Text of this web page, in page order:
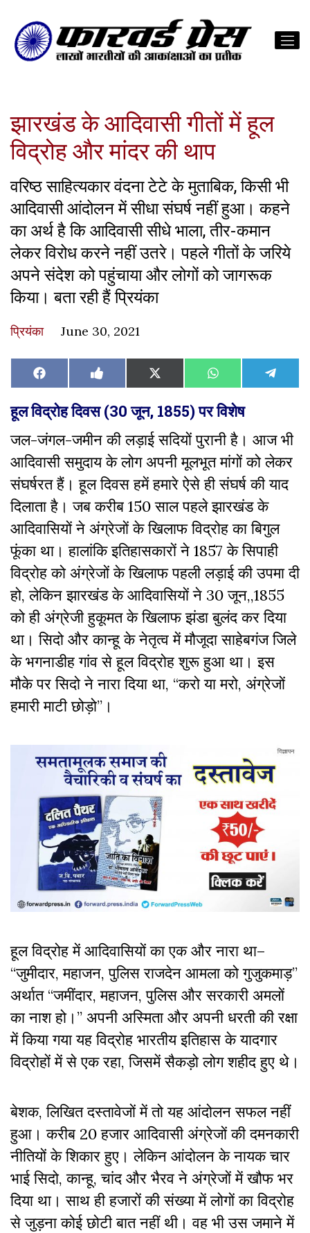
झारखंड के आदिवासी गीतों में हूल
विद्रोह और मांदर की थाप
वरिष्ठ साहित्यकार वंदना टेटे के मुताबिक, किसी भी
आदिवासी आंदोलन में सीधा संघर्ष नहीं हुआ। कहने
का अर्थ है कि आदिवासी सीधे भाला, तीर-कमान
लेकर विरोध करने नहीं उतरे। पहले गीतों के जरिये
अपने संदेश को पहुंचाया और लोगों को जागरूक
किया। बता रही हैं प्रियंका
प्रियंका June 30, 2021
Share
on
Facebook Share
on
Like
on
Share
on
X
(Twitter)
Share
on
WhatsAppShare
on
हूल विद्रोह दिवस (30 जून, 1855) पर विशेष
जल-जंगल-जमीन की लड़ाई सदियों पुरानी है। आज भी
आदिवासी समुदाय के लोग अपनी मूलभूत मांगों को लेकर
संघर्षरत हैं। हूल दिवस हमें हमारे ऐसे ही संघर्ष की याद
दिलाता है। जब करीब 150 साल पहले झारखंड के
आदिवासियों ने अंग्रेजों के खिलाफ विद्रोह का बिगुल
फूंका था। हालांकि इतिहासकारों ने 1857 के सिपाही
विद्रोह को अंग्रेजों के खिलाफ पहली लड़ाई की उपमा दी
हो, लेकिन झारखंड के आदिवासियों ने 30 जून,,1855
को ही अंग्रेजी हुकूमत के खिलाफ झंडा बुलंद कर दिया
था। सिदो और कान्हू के नेतृत्व में मौजूदा साहेबगंज जिले
के भगनाडीह गांव से हूल विद्रोह शुरू हुआ था। इस
मौके पर सिदो ने नारा दिया था, “करो या मरो, अंग्रेजों
हमारी माटी छोड़ो”।
हूल विद्रोह में आदिवासियों का एक और नारा था–
“जुमीदार,महाजन,पुलिस राजदेन आमला को गुजुकमाड़”
अर्थात “जमींदार,महाजन,पुलिस और सरकारी अमलों
का नाश हो।” अपनी अस्मिता और अपनी धरती की रक्षा
में किया गया यह विद्रोह भारतीय इतिहास के यादगार
विद्रोहों में से एक रहा, जिसमें सैकड़ो लोग शहीद हुए थे।
बेशक, लिखित दस्तावेजों में तो यह आंदोलन सफल नहीं
हुआ। करीब 20 हजार आदिवासी अंग्रेजों की दमनकारी
नीतियों के शिकार हुए। लेकिन आंदोलन के नायक चार
भाई सिदो, कान्हू, चांद और भैरव ने अंग्रेजों में खौफ भर
दिया था। साथ ही हजारों की संख्या में लोगों का विद्रोह
से जुड़ना कोई छोटी बात नहीं थी। वह भी उस जमाने में